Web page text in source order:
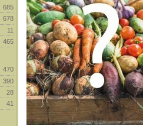
685
678
11
465
470
390
28
41